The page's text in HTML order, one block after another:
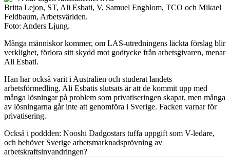
Britta Lejon, ST, Ali Esbati, V, Samuel Engblom, TCO och Mikael
Feldbaum, Arbetsvärlden.
Foto: Anders Ljung.
Många människor kommer, om LAS-utredningens läckta förslag blir
verklighet, förlora sitt skydd mot godtycke från arbetsgivaren, menar
Ali Esbati.
Han har också varit i Australien och studerat landets
arbetsförmedling. Ali Esbatis slutsats är att de kommit upp med
många lösningar på problem som privatiseringen skapat, men många
av lösningarna går inte att genomföra i Sverige. Facken varnar för
privatisering.
Också i poddden: Nooshi Dadgostars tuffa uppgift som V-ledare,
och behöver Sverige arbetsmarknadsprövning av
arbetskraftsinvandringen?